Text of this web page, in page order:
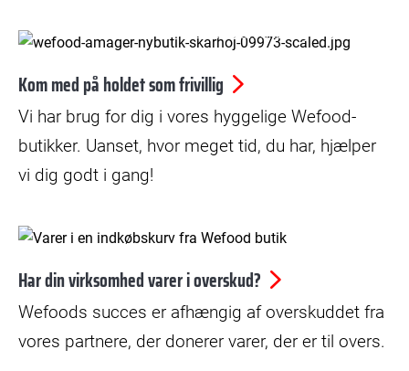
© Kristian Skårhøj Andersen
Kom med på holdet som frivillig
Vi har brug for dig i vores hyggelige Wefood-
butikker. Uanset, hvor meget tid, du har, hjælper
vi dig godt i gang!
© Benita Marcussen
Har din virksomhed varer i overskud?
Wefoods succes er afhængig af overskuddet fra
vores partnere, der donerer varer, der er til overs.